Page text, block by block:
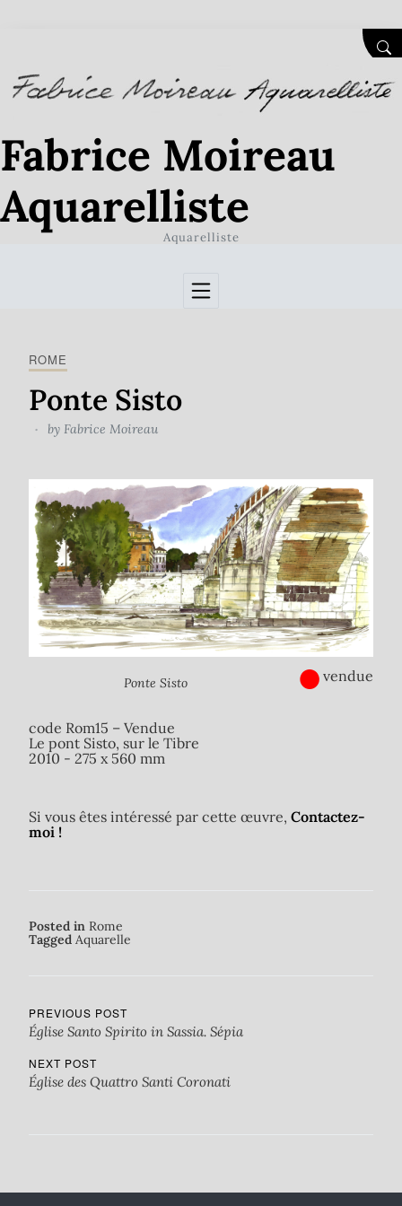
Fabrice Moireau
Aquarelliste
Aquarelliste
ROME
Ponte Sisto
by Fabrice Moireau
Ponte Sisto ●vendue
code Rom15 – Vendue
Le pont Sisto, sur le Tibre
2010 - 275 x 560 mm
Si vous êtes intéressé par cette œuvre, Contactez-
moi !
Posted in Rome
Tagged Aquarelle
PREVIOUS POST
Église Santo Spirito in Sassia. Sépia
NEXT POST
Église des Quattro Santi Coronati